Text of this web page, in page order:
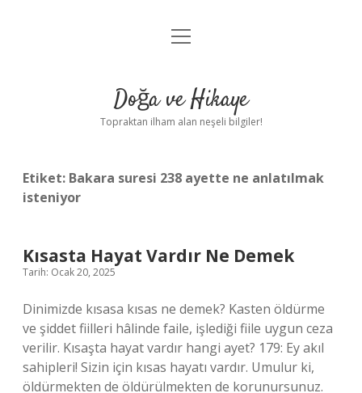
Anasayfa
Yasal Uyarı
menüyü
Doğa ve Hikaye
Topraktan ilham alan neşeli bilgiler!
Etiket: Bakara suresi 238 ayette ne anlatılmak
isteniyor
Kısasta Hayat Vardır Ne Demek
Tarih: Ocak 20, 2025
Dinimizde kısasa kısas ne demek? Kasten öldürme
ve şiddet fiilleri hâlinde faile, işlediği fiile uygun ceza
verilir. Kısaşta hayat vardır hangi ayet? 179: Ey akıl
sahipleri! Sizin için kısas hayatı vardır. Umulur ki,
öldürmekten de öldürülmekten de korunursunuz.